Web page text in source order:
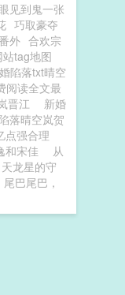
见到鬼一张
巧取豪夺
外 合欢宗
站tag地图
陷落txt晴空
阅读全文最
晋江
新婚
落晴空岚贺
点强合理
和宋佳
从
龙星的守
尾巴尾巴，